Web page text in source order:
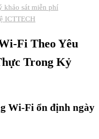
khảo sát miễn phí
ICTTECH
Fi Theo Yêu
Trong Kỷ
Wi-Fi ổn định ngày